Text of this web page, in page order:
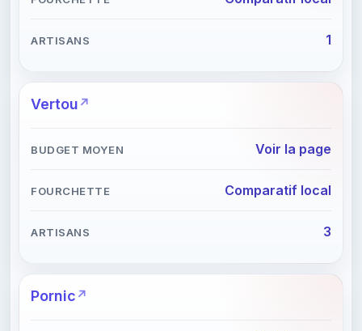
1
Vertou
Voir la page
Comparatif local
3
Pornic